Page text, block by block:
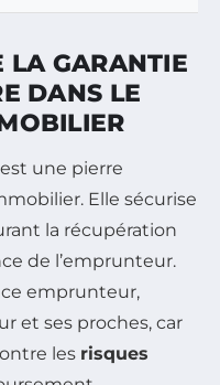
LA GARANTIE
DANS LE
une pierre
Elle sécurise
la récupération
de l’emprunteur.
emprunteur,
et ses proches, car
les risques